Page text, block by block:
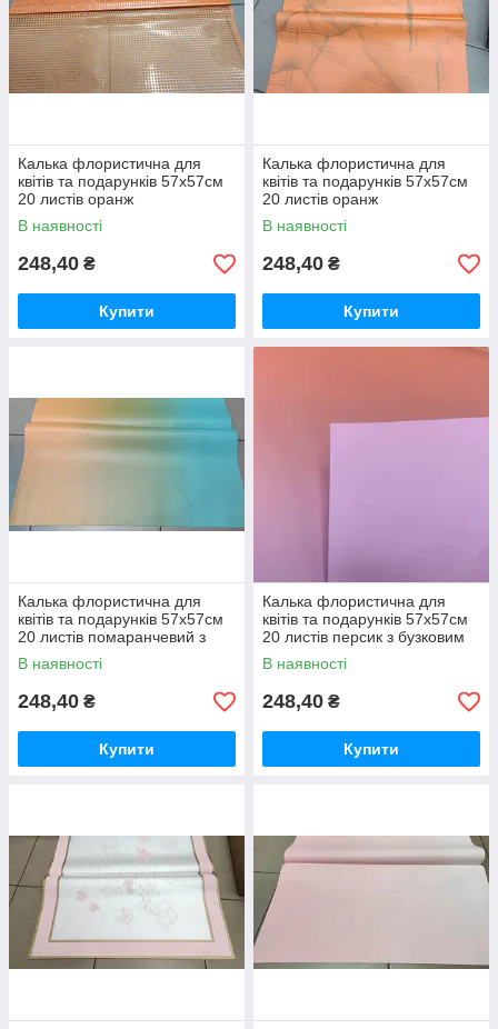
Калька флористична для
квітів та подарунків 57х57см
20 листів оранж
В наявності
248,40 ₴
Купити
Калька флористична для
квітів та подарунків 57х57см
20 листів оранж
В наявності
248,40 ₴
Купити
Калька флористична для
квітів та подарунків 57х57см
20 листів помаранчевий з
морською хвилею
В наявності
248,40 ₴
Купити
Калька флористична для
квітів та подарунків 57х57см
20 листів персик з бузковим
В наявності
248,40 ₴
Купити